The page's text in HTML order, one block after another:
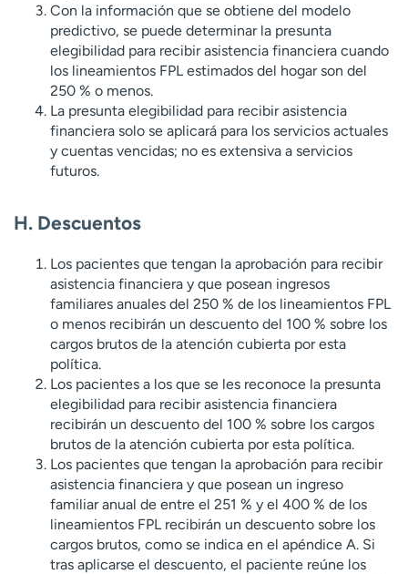
Con la información que se obtiene del modelo
predictivo, se puede determinar la presunta
elegibilidad para recibir asistencia financiera cuando
los lineamientos FPL estimados del hogar son del
250 % o menos.
La presunta elegibilidad para recibir asistencia
financiera solo se aplicará para los servicios actuales
y cuentas vencidas; no es extensiva a servicios
futuros.
H. Descuentos
Los pacientes que tengan la aprobación para recibir
asistencia financiera y que posean ingresos
familiares anuales del 250 % de los lineamientos FPL
o menos recibirán un descuento del 100 % sobre los
cargos brutos de la atención cubierta por esta
política.
Los pacientes a los que se les reconoce la presunta
elegibilidad para recibir asistencia financiera
recibirán un descuento del 100 % sobre los cargos
brutos de la atención cubierta por esta política.
Los pacientes que tengan la aprobación para recibir
asistencia financiera y que posean un ingreso
familiar anual de entre el 251 % y el 400 % de los
lineamientos FPL recibirán un descuento sobre los
cargos brutos, como se indica en el apéndice A. Si
tras aplicarse el descuento, el paciente reúne los